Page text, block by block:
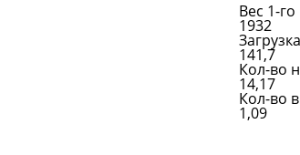
Вес 1-
1932
141,7
Кол-во
14,17
Кол-во
1,09